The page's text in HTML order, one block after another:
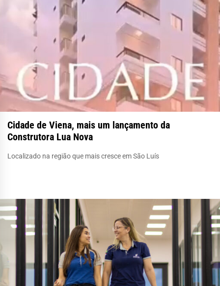
Cidade de Viena, mais um lançamento da
Construtora Lua Nova
Localizado na região que mais cresce em São Luís